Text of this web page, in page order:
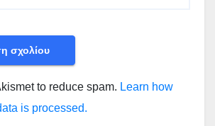
to reduce spam. Learn how
is processed.